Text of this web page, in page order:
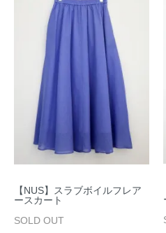
【NUS】スラブボイルフレア
ースカート
SOLD OUT